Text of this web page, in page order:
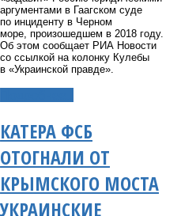
аргументами в Гаагском суде
по инциденту в Черном
море, произошедшем в 2018 году.
Об этом сообщает РИА Новости
со ссылкой на колонку Кулебы
в «Украинской правде».
КАТЕРА ФСБ
ОТОГНАЛИ ОТ
КРЫМСКОГО МОСТА
УКРАИНСКИЕ